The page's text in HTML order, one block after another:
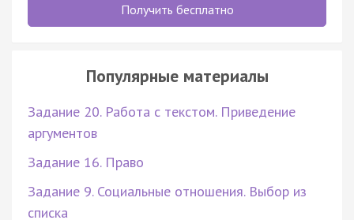
Получить бесплатно
Популярные материалы
Задание 20. Работа с текстом. Приведение
аргументов
Задание 16. Право
Задание 9. Социальные отношения. Выбор из
списка